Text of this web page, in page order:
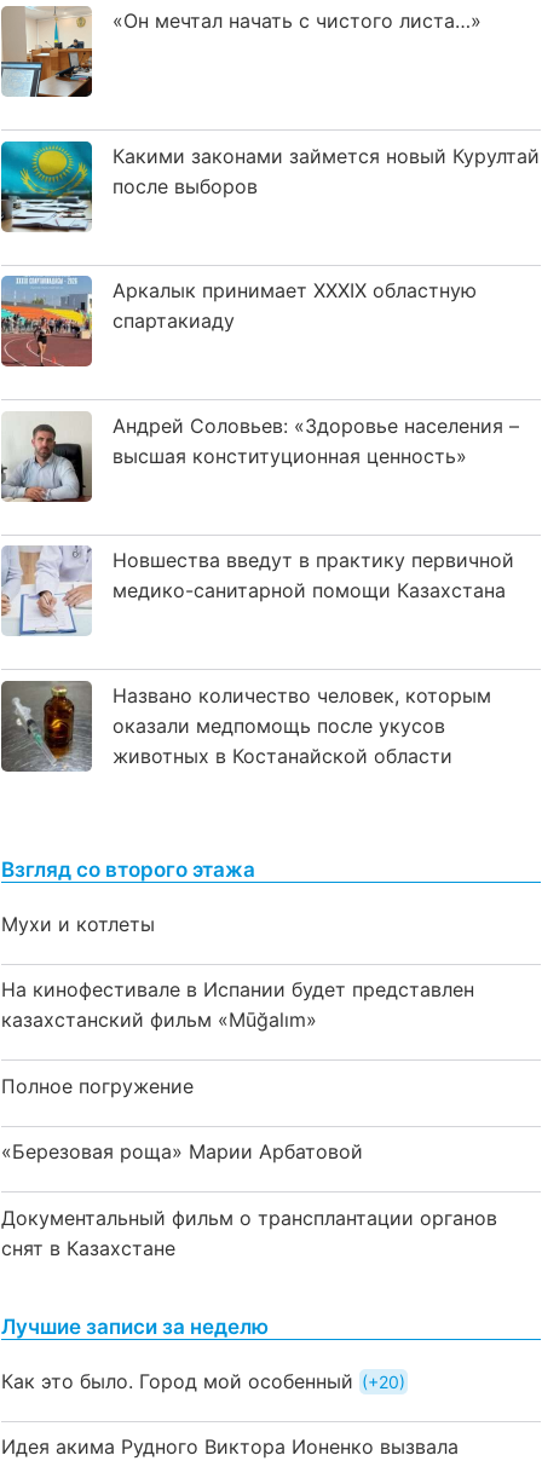
«Он мечтал начать с чистого листа…»
Какими законами займется новый Курултай
после выборов
Аркалык принимает XXXIX областную
спартакиаду
Андрей Соловьев: «Здоровье населения –
высшая конституционная ценность»
Новшества введут в практику первичной
медико-санитарной помощи Казахстана
Названо количество человек, которым
оказали медпомощь после укусов
животных в Костанайской области
Взгляд со второго этажа
Мухи и котлеты
На кинофестивале в Испании будет представлен
казахстанский фильм «Mūğalım»
Полное погружение
«Березовая роща» Марии Арбатовой
Документальный фильм о трансплантации органов
снят в Казахстане
Лучшие записи за неделю
Как это было. Город мой особенный +20
Идея акима Рудного Виктора Ионенко вызвала